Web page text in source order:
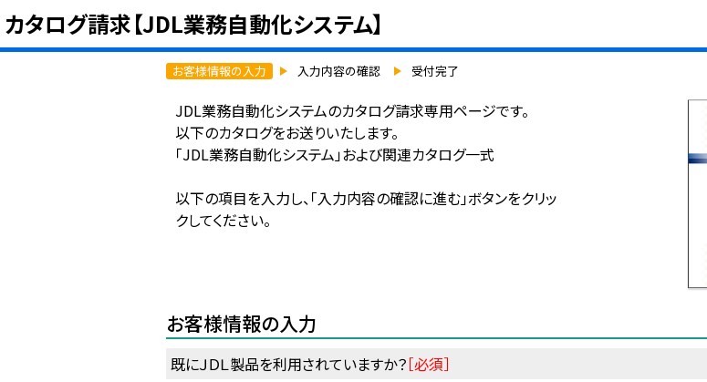
カタログ請求【JDL業務自動化システム】
お客様情報の入力 入力内容の確認 受付完了
JDL業務自動化システムのカタログ請求専用ページです。
以下のカタログをお送りいたします。
「JDL業務自動化システム」および関連カタログ一式
以下の項目を入力し、「入力内容の確認に進む」ボタンをクリッ
クしてください。
お客様情報の入力
既にＪＤＬ製品を利用されていますか？［必須］